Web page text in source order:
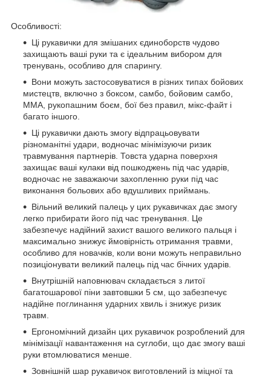
Особливості:
Ці рукавички для змішаних єдиноборств чудово
захищають ваші руки та є ідеальним вибором для
тренувань, особливо для спарингу.
Вони можуть застосовуватися в різних типах бойових
мистецтв, включно з боксом, самбо, бойовим самбо,
MMA, рукопашним боєм, бої без правил, мікс-файт і
багато іншого.
Ці рукавички дають змогу відпрацьовувати
різноманітні удари, водночас мінімізуючи ризик
травмування партнерів. Товста ударна поверхня
захищає ваші кулаки від пошкоджень під час ударів,
водночас не заважаючи захопленню руки під час
виконання больових або вдушливих приймань.
Вільний великий палець у цих рукавичках дає змогу
легко прибирати його під час тренування. Це
забезпечує надійний захист вашого великого пальця і
максимально знижує ймовірність отримання травми,
особливо для новачків, коли вони можуть неправильно
позиціонувати великий палець під час бічних ударів.
Внутрішній наповнювач складається з литої
багатошарової піни завтовшки 5 см, що забезпечує
надійне поглинання ударних хвиль і знижує ризик
травм.
Ергономічний дизайн цих рукавичок розроблений для
мінімізації навантаження на суглоби, що дає змогу ваші
руки втомлюватися менше.
Зовнішній шар рукавичок виготовлений із міцної та